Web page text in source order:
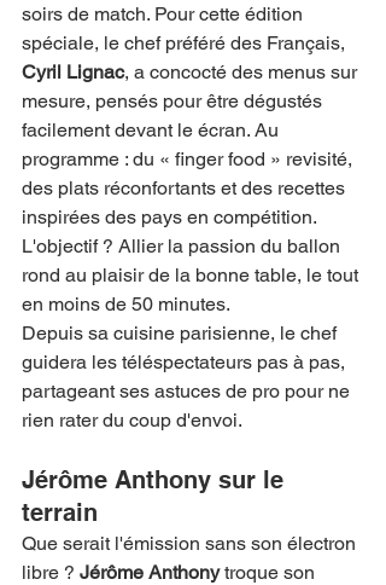
soirs de match. Pour cette édition
spéciale, le chef préféré des Français,
Cyril Lignac, a concocté des menus sur
mesure, pensés pour être dégustés
facilement devant le écran. Au
programme : du « finger food » revisité,
des plats réconfortants et des recettes
inspirées des pays en compétition.
L'objectif ? Allier la passion du ballon
rond au plaisir de la bonne table, le tout
en moins de 50 minutes.
Depuis sa cuisine parisienne, le chef
guidera les téléspectateurs pas à pas,
partageant ses astuces de pro pour ne
rien rater du coup d'envoi.
Jérôme Anthony sur le
terrain
Que serait l'émission sans son électron
libre ? Jérôme Anthony troque son